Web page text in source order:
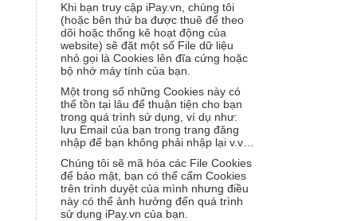
Khi bạn truy cập iPay.vn, chúng tôi
(hoặc bên thứ ba được thuê để theo
dõi hoặc thống kê hoạt động của
website) sẽ đặt một số File dữ liệu
nhỏ gọi là Cookies lên đĩa cứng hoặc
bộ nhớ máy tính của bạn.
Một trong số những Cookies này có
thể tồn tại lâu để thuận tiện cho bạn
trong quá trình sử dụng, ví dụ như:
lưu Email của bạn trong trang đăng
nhập để bạn không phải nhập lại v.v…
Chúng tôi sẽ mã hóa các File Cookies
để bảo mật, bạn có thể cấm Cookies
trên trình duyệt của mình nhưng điều
này có thể ảnh hưởng đến quá trình
sử dụng iPay.vn của bạn.